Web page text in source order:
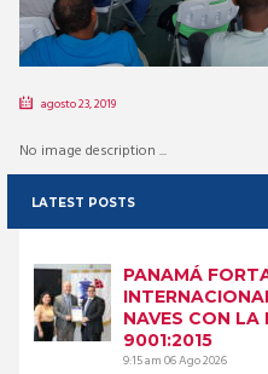
agosto 23, 2019
No image description ...
LATEST POSTS
PANAMÁ
NAVES CON LA
9001:2015
9:15 am06 Ago 2026